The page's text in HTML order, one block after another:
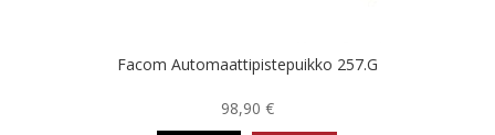
Facom Automaattipistepuikko 257.G
98,90 €